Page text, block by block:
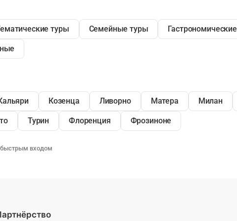
быстрым входом
туры Семейные туры Гастрономические
Козенца Ливорно Матера Милан
Турин Флоренция Фрозиноне